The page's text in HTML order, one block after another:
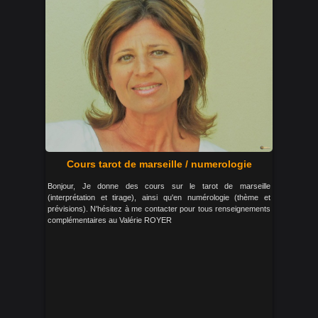
Cours tarot de marseille / numerologie
Bonjour, Je donne des cours sur le tarot de marseille
(interprétation et tirage), ainsi qu'en numérologie (thème et
prévisions). N'hésitez à me contacter pour tous renseignements
complémentaires au Valérie ROYER